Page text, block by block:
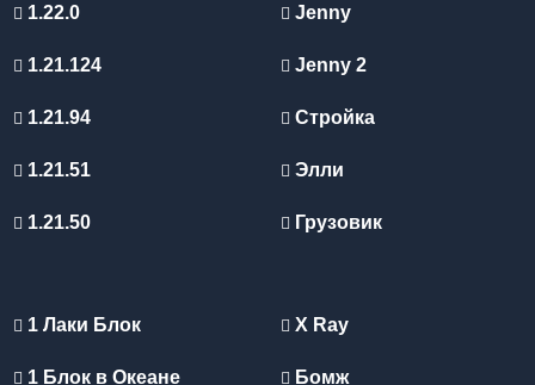
1.22.0
1.21.124
1.21.94
1.21.51
1.21.50
Jenny
Jenny 2
Стройка
Элли
Грузовик
1 Лаки Блок
1 Блок в Океане
X Ray
Бомж